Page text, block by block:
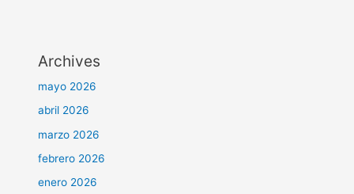
Archives
mayo 2026
abril 2026
marzo 2026
febrero 2026
enero 2026